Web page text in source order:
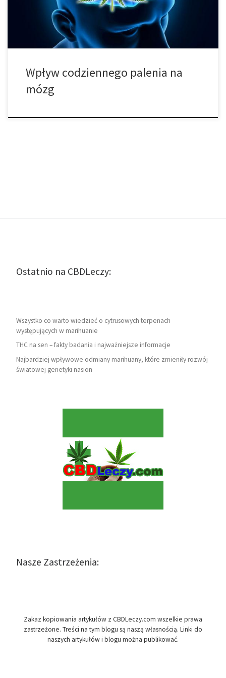
koncentracji i skupienia. Codzienni użytkownicy marihuany
wykonują swoje […]
Wpływ codziennego palenia na
mózg
Ostatnio na CBDLeczy:
Wszystko co warto wiedzieć o cytrusowych terpenach
występujących w marihuanie
THC na sen – fakty badania i najważniejsze informacje
Najbardziej wpływowe odmiany marihuany, które zmieniły rozwój
światowej genetyki nasion
Nasze Zastrzeżenia:
Zakaz kopiowania artykułów z CBDLeczy.com wszelkie prawa
zastrzeżone. Treści na tym blogu są naszą własnością. Linki do
naszych artykułów i blogu można publikować.